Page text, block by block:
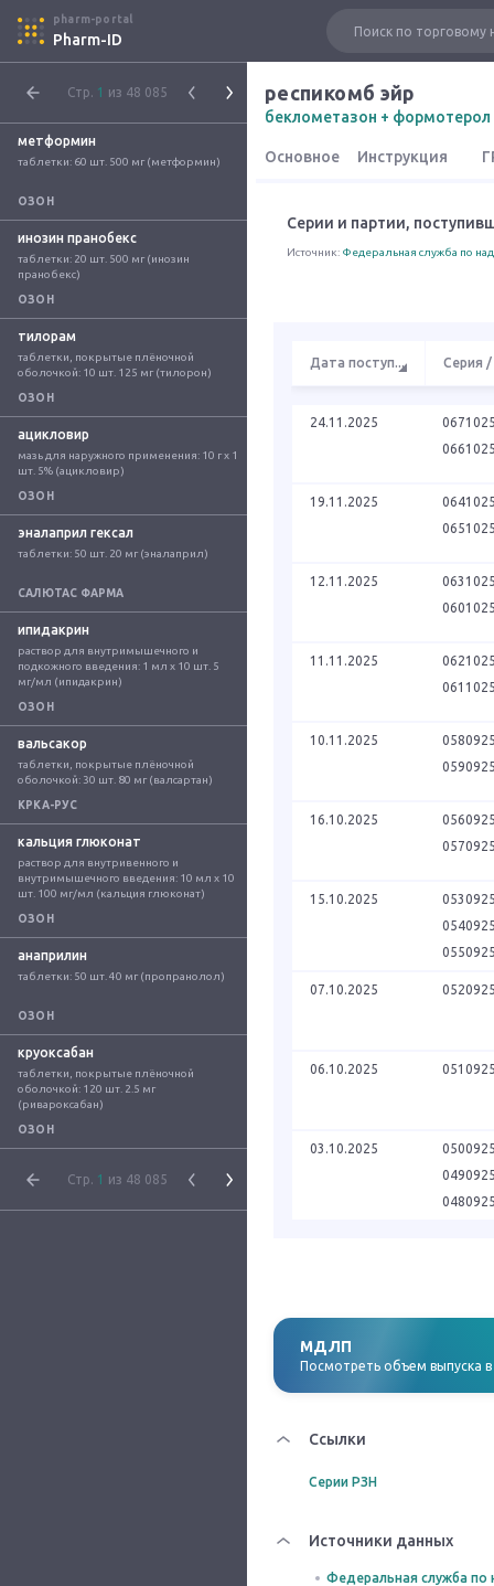
pharm-portal
Pharm-ID
Стр. 1 из 48 085
метформин
таблетки: 60 шт. 500 мг (метформин)
ОЗОН
инозин пранобекс
таблетки: 20 шт. 500 мг (инозин
пранобекс)
ОЗОН
тилорам
таблетки, покрытые плёночной
оболочкой: 10 шт. 125 мг (тилорон)
ОЗОН
ацикловир
мазь для наружного применения: 10 г x 1
шт. 5% (ацикловир)
ОЗОН
эналаприл гексал
таблетки: 50 шт. 20 мг (эналаприл)
САЛЮТАС ФАРМА
ипидакрин
раствор для внутримышечного и
подкожного введения: 1 мл x 10 шт. 5
мг/мл (ипидакрин)
ОЗОН
вальсакор
таблетки, покрытые плёночной
оболочкой: 30 шт. 80 мг (валсартан)
КРКА-РУС
кальция глюконат
раствор для внутривенного и
внутримышечного введения: 10 мл x 10
шт. 100 мг/мл (кальция глюконат)
ОЗОН
анаприлин
таблетки: 50 шт. 40 мг (пропранолол)
ОЗОН
круоксабан
таблетки, покрытые плёночной
оболочкой: 120 шт. 2.5 мг
(ривароксабан)
ОЗОН
Стр. 1 из 48 085
респикомб эйр
беклометазон + формотерол
Основное Инструкция
Серии и партии,
Источник: Федеральная служба по
Дата поступ... Серия /
24.11.2025
19.11.2025
12.11.2025
11.11.2025
10.11.2025
16.10.2025
15.10.2025
07.10.2025
06.10.2025
03.10.2025
МДЛП
Посмотреть объем выпуска
Ссылки
Серии РЗН
Источники данных
Федеральная служба по